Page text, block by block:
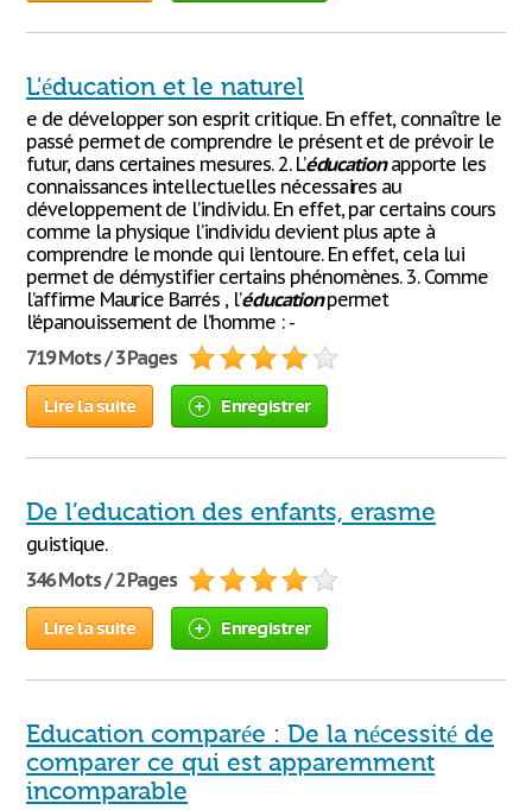
L'éducation et le naturel
e de développer son esprit critique. En effet, connaître le
passé permet de comprendre le présent et de prévoir le
futur, dans certaines mesures. 2. L’éducationapporte les
connaissances intellectuelles nécessaires au
développement de l’individu. En effet, par certains cours
comme la physique l’individu devient plus apte à
comprendre le monde qui l’entoure. En effet, cela lui
permet de démystifier certains phénomènes. 3. Comme
l’affirme Maurice Barrés , l’éducationpermet
l’épanouissement de l’homme : -
719 Mots / 3 Pages
Lire la suite Enregistrer
De l’education des enfants, erasme
guistique.
346 Mots / 2 Pages
Lire la suite Enregistrer
Education comparée : De la nécessité de
comparer ce qui est apparemment
incomparable